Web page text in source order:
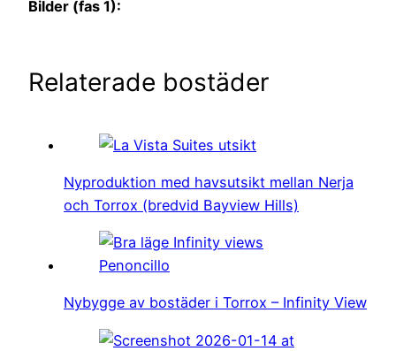
Bilder (fas 1):
Relaterade bostäder
Nyproduktion med havsutsikt mellan Nerja
och Torrox (bredvid Bayview Hills)
Nybygge av bostäder i Torrox – Infinity View